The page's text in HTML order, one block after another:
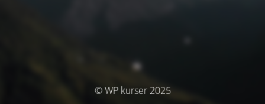
© WP kurser 2025